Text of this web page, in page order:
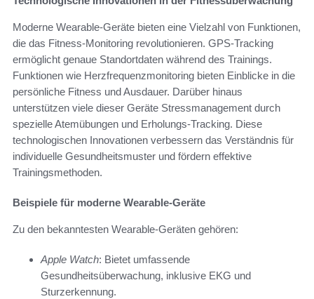
Moderne Wearable-Geräte bieten eine Vielzahl von Funktionen,
die das Fitness-Monitoring revolutionieren. GPS-Tracking
ermöglicht genaue Standortdaten während des Trainings.
Funktionen wie Herzfrequenzmonitoring bieten Einblicke in die
persönliche Fitness und Ausdauer. Darüber hinaus
unterstützen viele dieser Geräte Stressmanagement durch
spezielle Atemübungen und Erholungs-Tracking. Diese
technologischen Innovationen verbessern das Verständnis für
individuelle Gesundheitsmuster und fördern effektive
Trainingsmethoden.
Beispiele für moderne Wearable-Geräte
Zu den bekanntesten Wearable-Geräten gehören:
Apple Watch: Bietet umfassende
Gesundheitsüberwachung, inklusive EKG und
Sturzerkennung.